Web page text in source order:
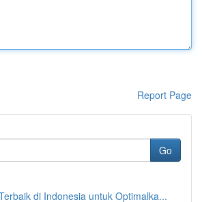
Report Page
Go
di Indonesia untuk Optimalka...